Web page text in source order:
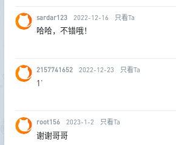
sardar123 2022-12-16 只看Ta
哈哈，不错哦！
2157741652 2022-12-23 只看Ta
1‘
root156 2023-1-2 只看Ta
谢谢哥哥